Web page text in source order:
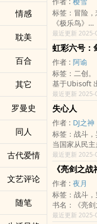
情感
耽美
百合
其它
罗曼史
同人
古代爱情
文艺评论
随笔
者只有号码，
名或由尊者给
要成为尊之
亦即，不能
过，即使胜
为尊者，能
一到，仍生
有神一般的地
能力者与无能
能一辈子待
何；席拉岛
出能力者，
能力者，是”
光，44号，
死后不久，
者的一员。
到底最后有
呢？而尊之界
以夜流光为第
面。
翎相处，湛路
引，面对‌‌‎人‍‎‎妻‍
路遥该怎么
(因2016年12
教)
标签：冒险，
《极乐鸟》
玛嘉烈．维
层，突然很
室，它是一
的浮云。 玛
温室外面到底
14/5/2015
最近更新 2025-
虹彩六号：
作者 : 阿谕
标签：二创。
基于Ubisoft
亚为舞台的
菁英，虹彩
场让东亚极右
最近更新 2025-
失心人
作者 : DJ之神
标签：战斗，
当国家从民
的漠视？
当人性丧失
府鼓吹着杀
石剑轩，一个
了邪教之后天
高‍潮‎‌‍，他不再
他逃离现实
最近更新 2025-
《亮剑之战
作者 : 夜月
标签：战斗，
书名：《亮剑
书籍简介／
最近更新 2025-